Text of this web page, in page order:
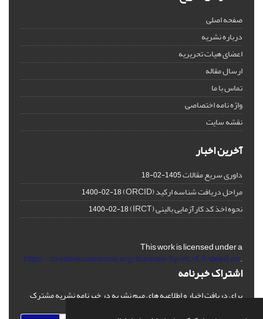
صفحه اصلی
درباره نشریه
اعضای هیات تحریریه
ارسال مقاله
تماس با ما
واژه نامه اختصاصی
نقشه سایت
آخرین اخبار
داوری سریع مقالات1405-02-18
مراحل دریافت شناسه ارکید (ORCID) 1400-02-18
نحوه اخذ کد کارآزمایی بالینی (IRCT) 1400-02-18
This work is licensed under a
https://creativecommons.org/licenses/by-nc/4.0/deed.en.
اشتراک خبرنامه
برای دریافت اخبار و اطلاعیه های مهم نشریه در خبرنامه نشریه مشترک